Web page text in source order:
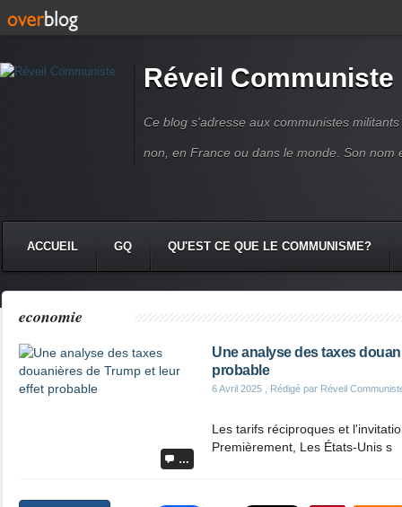
Réveil Communiste
Ce blog s'adresse aux communistes
non, en France ou dans le monde. Son nom
ACCUEIL GQ QU'EST CE QUE LE COMMUNISME?
economie
…
Une analyse des taxes
probable
6 Avril 2025 , Rédigé par Réveil
Les tarifs réciproques et
Premièrement, Les États-Unis s